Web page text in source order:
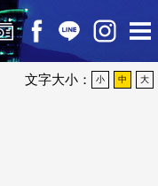
文字大小： 小 中 大